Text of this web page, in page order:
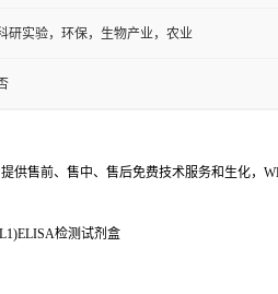
研实验，环保，生物产业，农业
供售前、售中、售后免费技术服务和生化，
检测试剂盒